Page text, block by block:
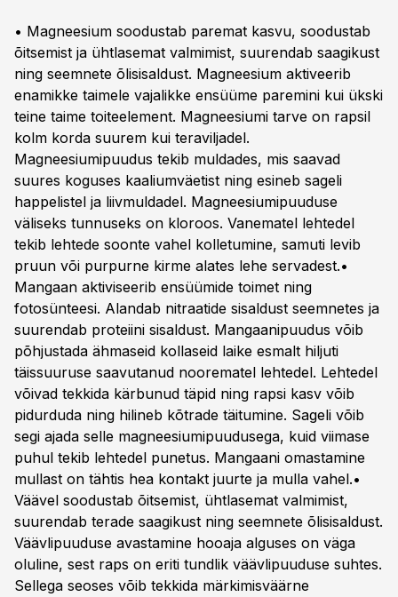
• Magneesium soodustab paremat kasvu, soodustab
õitsemist ja ühtlasemat valmimist, suurendab saagikust
ning seemnete õlisisaldust. Magneesium aktiveerib
enamikke taimele vajalikke ensüüme paremini kui ükski
teine taime toiteelement. Magneesiumi tarve on rapsil
kolm korda suurem kui teraviljadel.
Magneesiumipuudus tekib muldades, mis saavad
suures koguses kaaliumväetist ning esineb sageli
happelistel ja liivmuldadel. Magneesiumipuuduse
väliseks tunnuseks on kloroos. Vanematel lehtedel
tekib lehtede soonte vahel kolletumine, samuti levib
pruun või purpurne kirme alates lehe servadest.•
Mangaan aktiviseerib ensüümide toimet ning
fotosünteesi. Alandab nitraatide sisaldust seemnetes ja
suurendab proteiini sisaldust. Mangaanipuudus võib
põhjustada ähmaseid kollaseid laike esmalt hiljuti
täissuuruse saavutanud noorematel lehtedel. Lehtedel
võivad tekkida kärbunud täpid ning rapsi kasv võib
pidurduda ning hilineb kõtrade täitumine. Sageli võib
segi ajada selle magneesiumipuudusega, kuid viimase
puhul tekib lehtedel punetus. Mangaani omastamine
mullast on tähtis hea kontakt juurte ja mulla vahel.•
Väävel soodustab õitsemist, ühtlasemat valmimist,
suurendab terade saagikust ning seemnete õlisisaldust.
Väävlipuuduse avastamine hooaja alguses on väga
oluline, sest raps on eriti tundlik väävlipuuduse suhtes.
Sellega seoses võib tekkida märkimisväärne